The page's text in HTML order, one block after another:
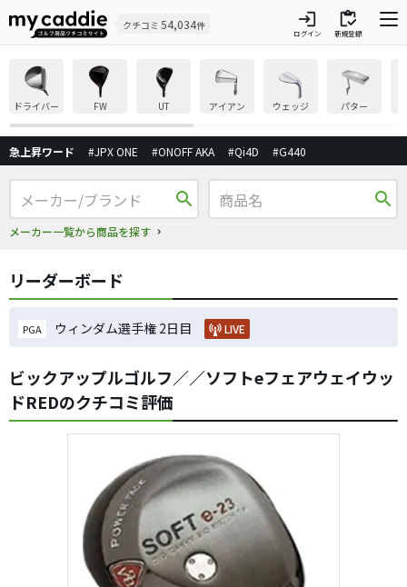
クチコミ 54,034件 login
ログイン
inventory
新規登録
ドライバー FW UT アイアン ウェッジ パター
急上昇ワード #JPX ONE #ONOFF AKA #Qi4D #G440
search
メーカー一覧から商品を探す
search
リーダーボード
PGA ウィンダム選手権 2日目 LIVE
ビックアップルゴルフ／／ソフトeフェアウェイウッ
ドREDのクチコミ評価